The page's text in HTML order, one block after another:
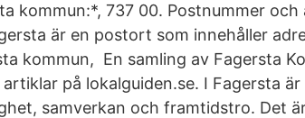
kommun:*, 737 00. Postnummer
är en postort som innehåller
kommun, En samling av Fagersta
på lokalguiden.se. I Fagersta
samverkan och framtidstro. Det